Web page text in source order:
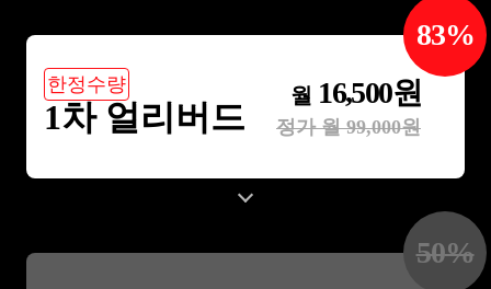
한정수량
1차 얼리버드
월 16,500원
정가 월99,000원
83%
50%